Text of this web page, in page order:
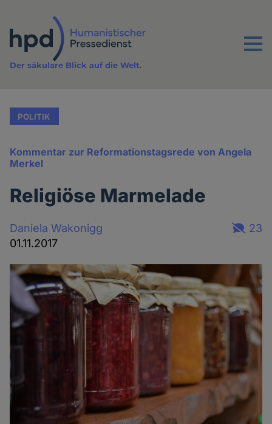
Inhalt
Menu
Der säkulare Blick auf die Welt.
POLITIK
Kommentar zur Reformationstagsrede von Angela
Merkel
Religiöse Marmelade
Daniela Wakonigg
01.11.2017
23